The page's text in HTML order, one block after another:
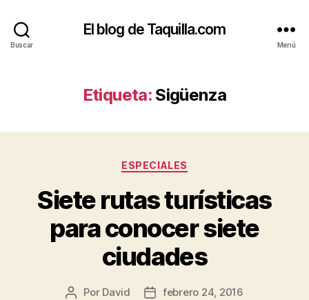
Buscar
El blog de Taquilla.com
Menú
Etiqueta: Sigüenza
Categorías
ESPECIALES
Siete rutas turísticas
para conocer siete
ciudades
Autor
Por David
Fechafebrero 24, 2016